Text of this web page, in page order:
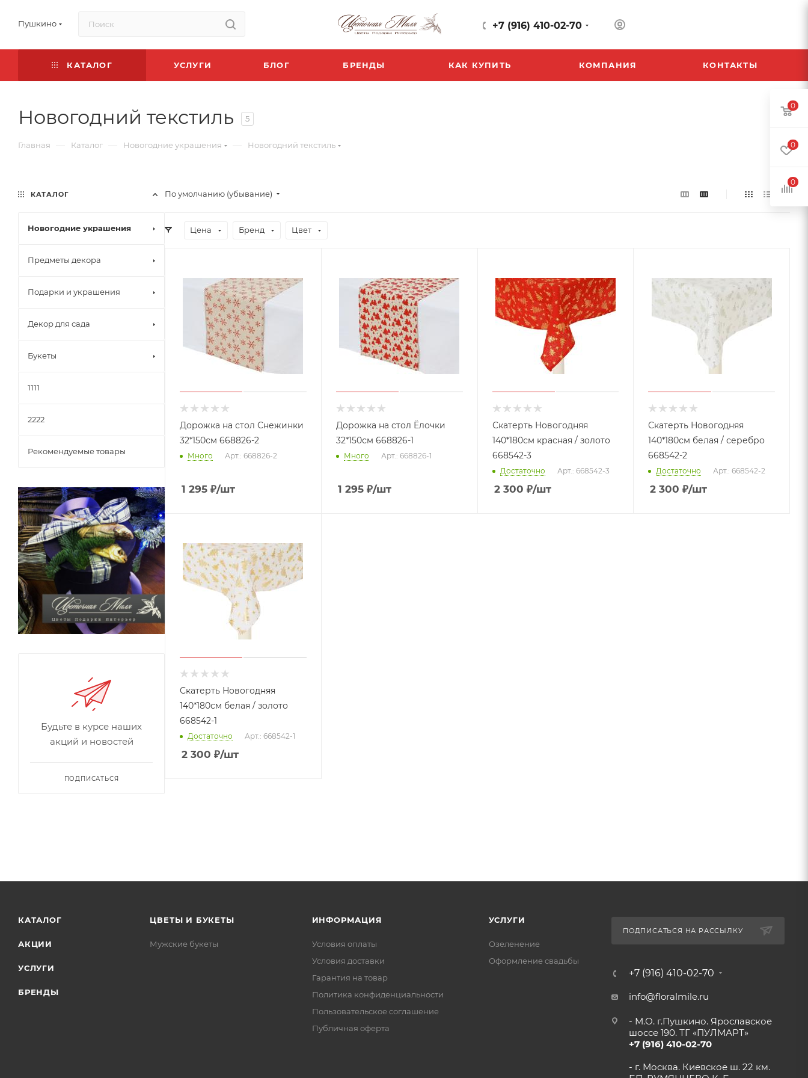
Пушкино +7 (916) 410-02-70
КАТАЛОГ УСЛУГИ БЛОГ БРЕНДЫ КАК КУПИТЬ КОМПАНИЯ КОНТАКТЫ
Новогодний текстиль 5
Главная — Каталог — Новогодние украшения — Новогодний текстиль
По умолчанию (убывание)
Цена Бренд Цвет
Дорожка на стол Снежинки
32*150см 668826-2
Много Арт.: 668826-2
1 295 ₽/шт
Дорожка на стол Ёлочки
32*150см 668826-1
Много Арт.: 668826-1
1 295₽/шт
Скатерть Новогодняя
140*180см красная / золото
668542-3
Достаточно Арт.: 668542-3
2 300 ₽/шт
Скатерть Новогодняя
140*180см белая / серебро
668542-2
Достаточно Арт.: 668542-2
2 300 ₽/шт
Скатерть Новогодняя
140*180см белая / золото
668542-1
Достаточно Арт.: 668542-1
2 300 ₽/шт
КАТАЛОГ
Новогодние украшения
Предметы декора
Подарки и украшения
Декор для сада
Букеты
1111
2222
Рекомендуемые товары
Будьте в курсе наших
акций и новостей
ПОДПИСАТЬСЯ
КАТАЛОГ
АКЦИИ
УСЛУГИ
БРЕНДЫ
ЦВЕТЫ И БУКЕТЫ
Мужские букеты
ИНФОРМАЦИЯ
Условия оплаты
Условия доставки
Гарантия на товар
Политика конфиденциальности
Пользовательское соглашение
Публичная оферта
УСЛУГИ
Озеленение
Оформление свадьбы
ПОДПИСАТЬСЯ НА РАССЫЛКУ
+7 (916) 410-02-70
info@floralmile.ru
- М.О. г.Пушкино. Ярославское
шоссе 190. ТГ «ПУЛМАРТ»
+7 (916) 410-02-70
- г. Москва. Киевское ш. 22 км.
0
0
0